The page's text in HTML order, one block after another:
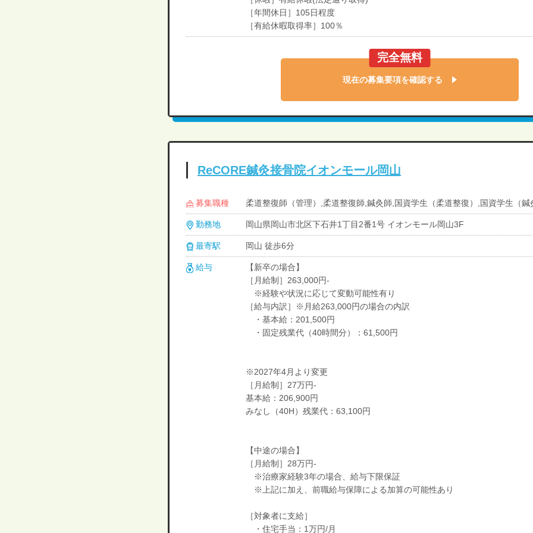
［年間休日］105日程度
［有給休暇取得率］100％
完全無料
現在の募集要項を確認する
ReCORE鍼灸接骨院イオンモール岡山
募集職種 柔道整復師（管理）,柔道整復師,鍼灸師,国資学生（柔道整復）,国資学生（鍼
勤務地 岡山県岡山市北区下石井1丁目2番1号 イオンモール岡山3F
最寄駅 岡山 徒歩6分
給与
【新卒の場合】
［月給制］263,000円-
※経験や状況に応じて変動可能性有り
［給与内訳］※月給263,000円の場合の内訳
・基本給：201,500円
・固定残業代（40時間分）：61,500円
※2027年4月より変更
［月給制］27万円-
基本給：206,900円
みなし（40H）残業代：63,100円
【中途の場合】
［月給制］28万円-
※治療家経験3年の場合、給与下限保証
※上記に加え、前職給与保障による加算の可能性あり
［対象者に支給］
・住宅手当：1万円/月